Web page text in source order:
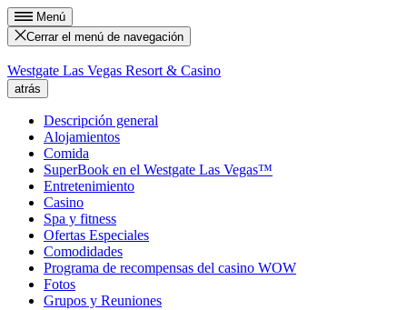
Menú
Cerrar el menú de navegación
Westgate Las Vegas Resort & Casino
atrás
Descripción general
Alojamientos
Comida
SuperBook en el Westgate Las Vegas™
Entretenimiento
Casino
Spa y fitness
Ofertas Especiales
Comodidades
Programa de recompensas del casino WOW
Fotos
Grupos y Reuniones